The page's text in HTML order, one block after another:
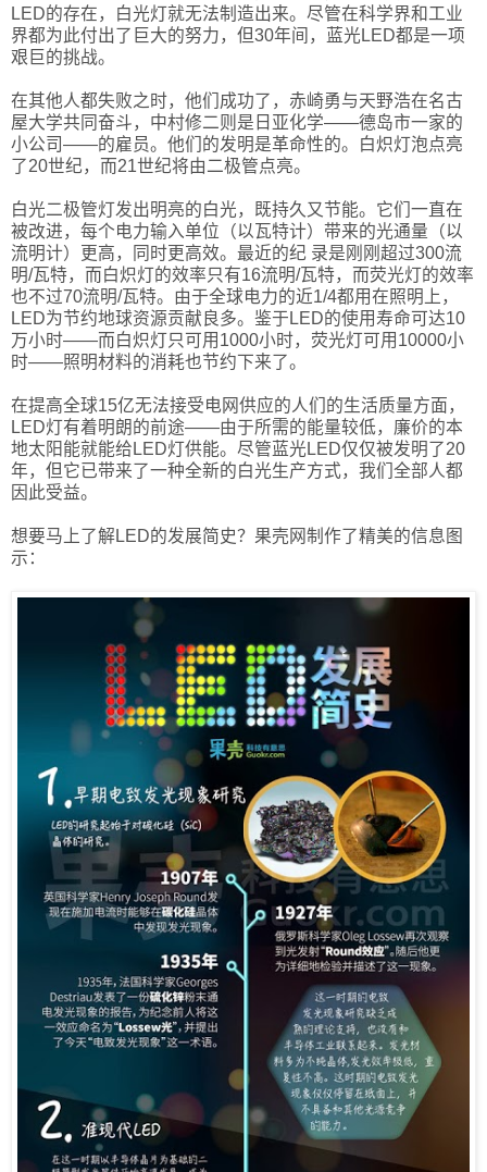
LED的存在，白光灯就无法制造出来。尽管在科学界和工业
界都为此付出了巨大的努力，但30年间，蓝光LED都是一项
艰巨的挑战。
在其他人都失败之时，他们成功了，赤崎勇与天野浩在名古
屋大学共同奋斗，中村修二则是日亚化学——德岛市一家的
小公司——的雇员。他们的发明是革命性的。白炽灯泡点亮
了20世纪，而21世纪将由二极管点亮。
白光二极管灯发出明亮的白光，既持久又节能。它们一直在
被改进，每个电力输入单位（以瓦特计）带来的光通量（以
流明计）更高，同时更高效。最近的纪 录是刚刚超过300流
明/瓦特，而白炽灯的效率只有16流明/瓦特，而荧光灯的效率
也不过70流明/瓦特。由于全球电力的近1/4都用在照明上，
LED为节约地球资源贡献良多。鉴于LED的使用寿命可达10
万小时——而白炽灯只可用1000小时，荧光灯可用10000小
时——照明材料的消耗也节约下来了。
在提高全球15亿无法接受电网供应的人们的生活质量方面，
LED灯有着明朗的前途——由于所需的能量较低，廉价的本
地太阳能就能给LED灯供能。尽管蓝光LED仅仅被发明了20
年，但它已带来了一种全新的白光生产方式，我们全部人都
因此受益。
想要马上了解LED的发展简史？果壳网制作了精美的信息图
示：